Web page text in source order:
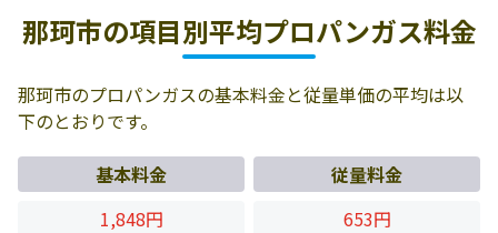
那珂市の項目別平均プロパンガス料金
那珂市のプロパンガスの基本料金と従量単価の平均は以
下のとおりです。
基本料金
従量料金
1,848円
653円